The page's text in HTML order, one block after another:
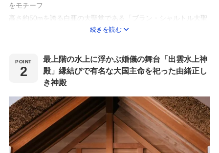
をモチーフ
高さ約50mを誇る白亜の大聖堂である「ブラン・シャルトル大聖
正面やサイドのステンドグラスから降り注ぐ光は
大理石のバージンロードに映り込み、新郎新婦をより際立たせて
わすれられない感動のひと時を演出。
＊おすすめプラン＊
【公式HP予約限定の特別プラン】本格大聖堂or神殿での結婚式が
続きを読む
最上階の水上に浮かぶ婚儀の舞台「出雲水上神
殿」縁結びで有名な大国主命を祀った由緒正し
き神殿